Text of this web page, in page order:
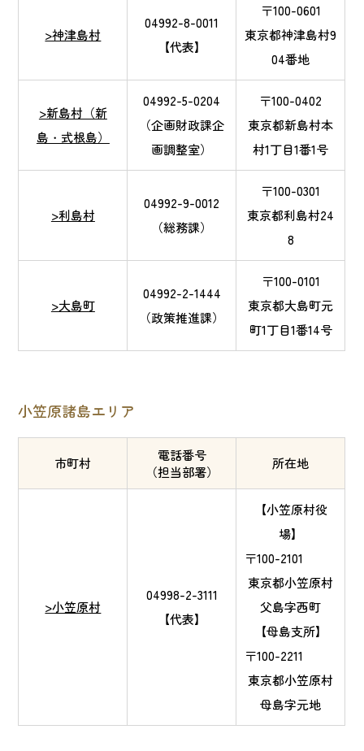
>神津島村
04992-8-0011
【代表】
〒100-0601
東京都神津島村9
04番地
>新島村（新
島・式根島）
04992-5-0204
（企画財政課企
画調整室）
〒100-0402
東京都新島村本
村1丁目1番1号
>利島村
04992-9-0012
（総務課）
〒100-0301
東京都利島村24
8
>大島町
04992-2-1444
（政策推進課）
〒100-0101
東京都大島町元
町1丁目1番14号
小笠原諸島エリア
市町村
電話番号
（担当部署）
所在地
>小笠原村
04998-2-3111
【代表】
【小笠原村役
場】
〒100-2101
東京都小笠原村
父島字西町
【母島支所】
〒100-2211
東京都小笠原村
母島字元地